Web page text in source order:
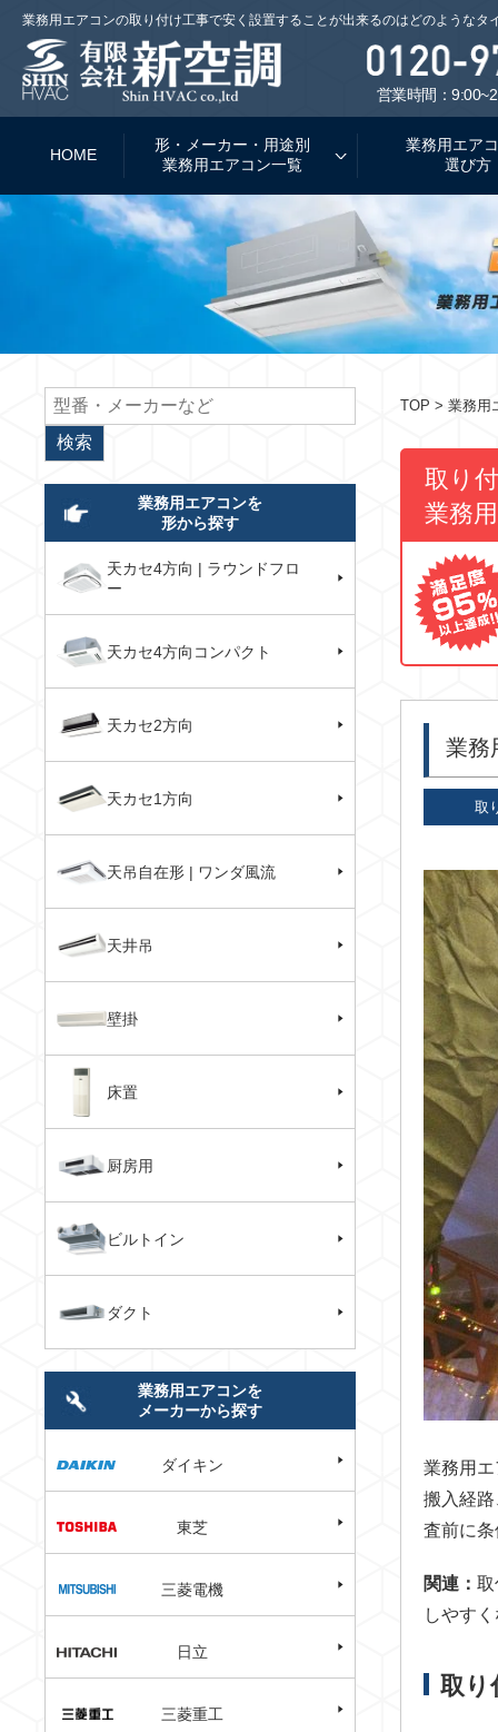
業務用エアコンの取り付け工事で安く設置することが出来るのはどのようなタ
営業時間：
HOME
形・メーカー・用途別
業務用エアコン一覧
業務用エア
選び方
TOP > 業務用
取り
業務
業務
取
業務用
搬入経
査前に
関連： 取
しやす
取り
業務用エアコンを
形から探す
天カセ4方向 | ラウンドフロ
ー
天カセ4方向コンパクト
天カセ2方向
天カセ1方向
天吊自在形 | ワンダ風流
天井吊
壁掛
床置
厨房用
ビルトイン
ダクト
業務用エアコンを
メーカーから探す
ダイキン
東芝
三菱電機
日立
三菱重工